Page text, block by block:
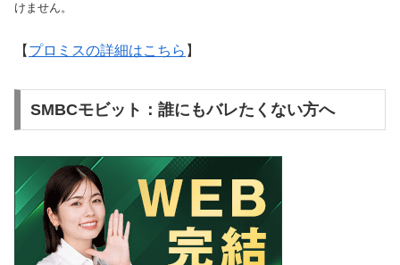
けません。
【 プロミスの詳細はこちら 】
SMBCモビット：誰にもバレたくない方へ